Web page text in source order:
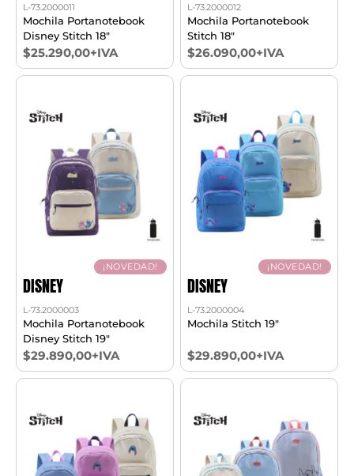
L-73.2000011
Mochila Portanotebook
Disney Stitch 18"
$25.290,00+IVA
L-73.2000012
Mochila Portanotebook
Stitch 18"
$26.090,00+IVA
¡NOVEDAD!
DISNEY
L-73.2000003
Mochila Portanotebook
Disney Stitch 19"
$29.890,00+IVA
¡NOVEDAD!
DISNEY
L-73.2000004
Mochila Stitch 19"
$29.890,00+IVA